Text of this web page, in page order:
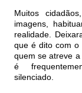
Muitos
imagens,
realidade.
que é dito com o
quem se atreve
é
silenciado.